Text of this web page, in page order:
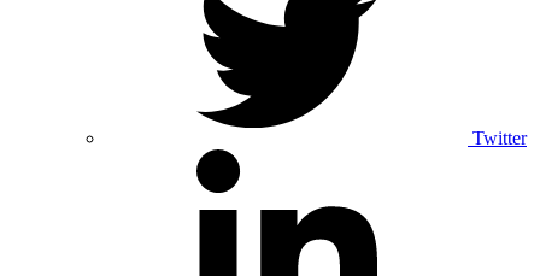
Twitter